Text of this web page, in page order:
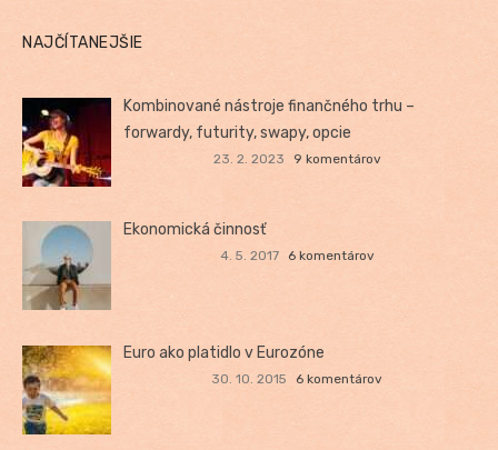
NAJČÍTANEJŠIE
Kombinované nástroje finančného trhu –
forwardy, futurity, swapy, opcie
23. 2. 2023 9 komentárov
Ekonomická činnosť
4. 5. 2017 6 komentárov
Euro ako platidlo v Eurozóne
30. 10. 2015 6 komentárov